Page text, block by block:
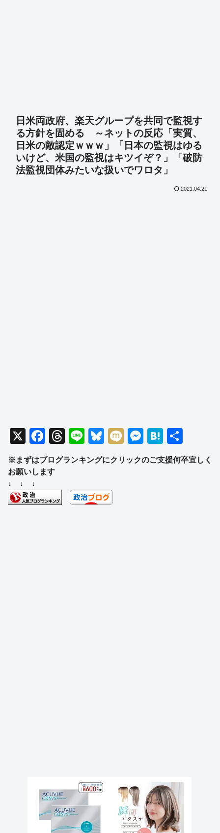
日米両政府、楽天グループを共同で監視す
る方針を固める ～ネットの反応「実質、
日米の敵認定ｗｗｗ」「日本の監視はゆる
いけど、米国の監視はキツイぞ？」「破防
法監視団体みたいな扱いでワロタ」
2021.04.21
X
F
a
c
b
T
hr
e
d
Li
n
e
Bl
e
y
M
ixi
M
ss
H
at
e
有
※まずはブログランキングにクリックのご支援何卒宜しく
お願いします
↓ ↓ ↓